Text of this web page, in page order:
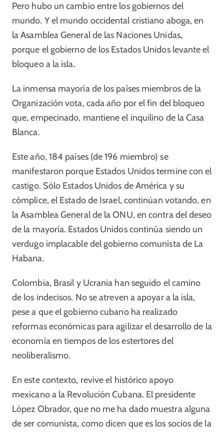
Pero hubo un cambio entre los gobiernos del
mundo. Y el mundo occidental cristiano aboga, en
la Asamblea General de las Naciones Unidas,
porque el gobierno de los Estados Unidos levante el
bloqueo a la isla.
La inmensa mayoría de los países miembros de la
Organización vota, cada año por el fin del bloqueo
que, empecinado, mantiene el inquilino de la Casa
Blanca.
Este año, 184 países (de 196 miembro) se
manifestaron porque Estados Unidos termine con el
castigo. Sólo Estados Unidos de América y su
cómplice, el Estado de Israel, continúan votando, en
la Asamblea General de la ONU, en contra del deseo
de la mayoría. Estados Unidos continúa siendo un
verdugo implacable del gobierno comunista de La
Habana.
Colombia, Brasil y Ucrania han seguido el camino
de los indecisos. No se atreven a apoyar a la isla,
pese a que el gobierno cubano ha realizado
reformas económicas para agilizar el desarrollo de la
economía en tiempos de los estertores del
neoliberalismo.
En este contexto, revive el histórico apoyo
mexicano a la Revolución Cubana. El presidente
López Obrador, que no me ha dado muestra alguna
de ser comunista, como dicen que es los socios de la